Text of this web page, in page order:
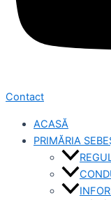
Contact
ACASĂ
PRIMĂRIA